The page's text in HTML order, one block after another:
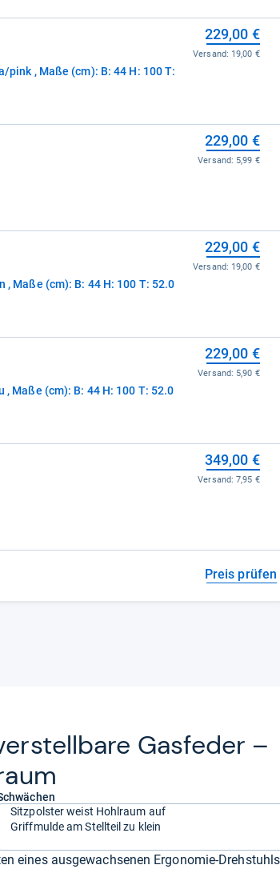
Pepe , rosa/pink , Maße (cm): B: 44 H: 100 T:
229,00 €
Versand: 19,00 €
229,00 €
Versand: 5,99 €
Pepe , grün , Maße (cm): B: 44 H: 100 T: 52.0
229,00 €
Versand: 19,00 €
Pepe , blau , Maße (cm): B: 44 H: 100 T: 52.0
229,00 €
Versand: 5,90 €
349,00 €
Versand:7,95 €
Preis prüfen
Gas­fe­der –
Sitzpolster weist Hohlraum auf
Griffmulde am Stellteil zu klein
eines ausgewachsenen Ergonomie-Drehstuhls